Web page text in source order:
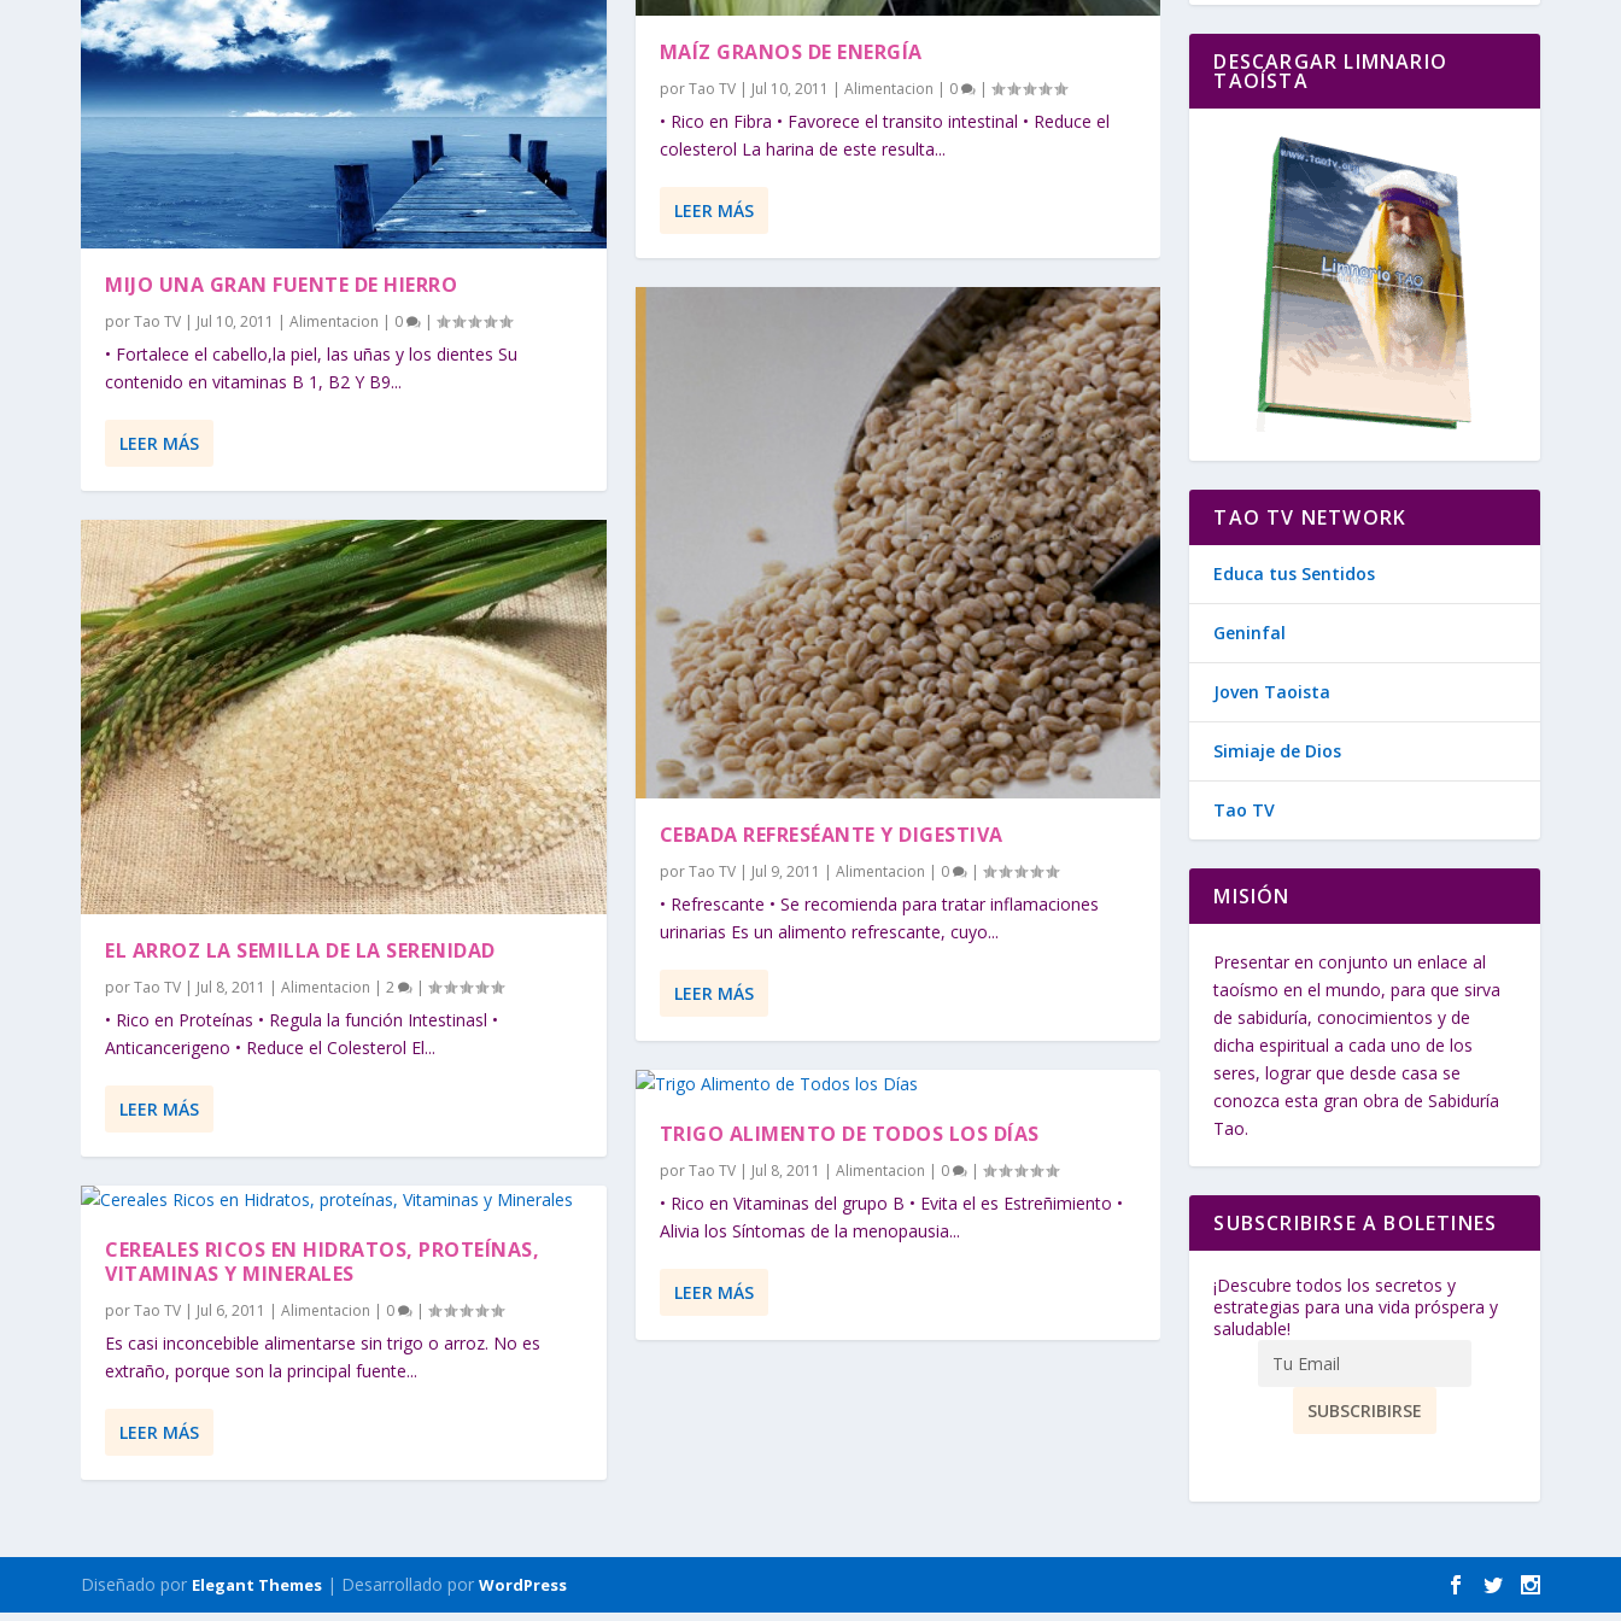
MIJO UNA GRAN FUENTE DE HIERRO
porTao TV | Jul 10, 2011 |Alimentacion | 0 |
• Fortalece el cabello,la piel, las uñas y los dientes Su
contenido en vitaminas B 1, B2 Y B9...
LEER MÁS
EL ARROZ LA SEMILLA DE LA SERENIDAD
porTao TV | Jul 8, 2011 |Alimentacion |2 |
• Rico en Proteínas • Regula la función Intestinasl •
Anticancerigeno • Reduce el Colesterol El...
LEER MÁS
CEREALES RICOS EN HIDRATOS, PROTEÍNAS,
VITAMINAS Y MINERALES
porTao TV | Jul 6, 2011 |Alimentacion | 0 |
Es casi inconcebible alimentarse sin trigo o arroz. No es
extraño, porque son la principal fuente...
LEER MÁS
MAÍZ GRANOS DE ENERGÍA
porTao TV| Jul 10, 2011 | Alimentacion | 0 |
• Rico en Fibra • Favorece el transito intestinal • Reduce el
colesterol La harina de este resulta...
LEER MÁS
CEBADA REFRESÉANTE Y DIGESTIVA
porTao TV| Jul 9, 2011 | Alimentacion | 0 |
• Refrescante • Se recomienda para tratar inflamaciones
urinarias Es un alimento refrescante, cuyo...
LEER MÁS
TRIGO ALIMENTO DE TODOS LOS DÍAS
porTao TV| Jul 8, 2011 | Alimentacion | 0 |
• Rico en Vitaminas del grupo B • Evita el es Estreñimiento •
Alivia los Síntomas de la menopausia...
LEER MÁS
DESCARGAR LIMNARIO
TAOÍSTA
TAO TV NETWORK
Educa tus Sentidos
Geninfal
Joven Taoista
Simiaje de Dios
Tao TV
MISIÓN
Presentar en conjunto un enlace al
taoísmo en el mundo, para que sirva
de sabiduría, conocimientos y de
dicha espiritual a cada uno de los
seres, lograr que desde casa se
conozca esta gran obra de Sabiduría
Tao.
SUBSCRIBIRSE A BOLETINES
¡Descubre todos los secretos y
estrategias para una vida próspera y
saludable!
Diseñado por Elegant Themes | Desarrollado porWordPress